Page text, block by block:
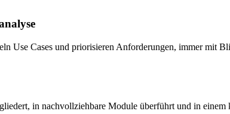
Use Cases und priorisieren Anforderungen, immer mit
in nachvollziehbare Module überführt und in